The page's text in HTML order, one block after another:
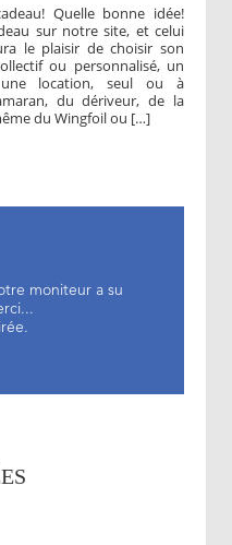
Quelle bonne idée!
sur notre site, et celui
le plaisir de choisir son
ou personnalisé, un
une location, seul ou à
du dériveur, de la
du Wingfoil ou […]
moniteur a su